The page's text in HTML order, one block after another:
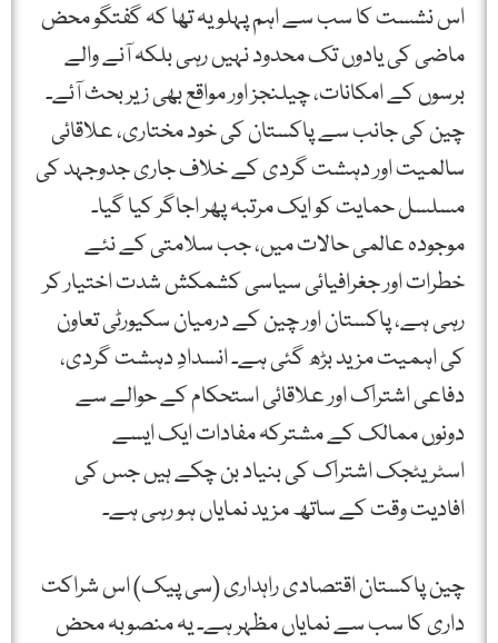
اس نشست کا سب سے اہم پہلو یہ تھا کہ گفتگو محض
ماضی کی یادوں تک محدود نہیں رہی بلکہ آنے والے
برسوں کے امکانات، چیلنجز اور مواقع بھی زیر بحث آئے۔
چین کی جانب سے پاکستان کی خود مختاری، علاقائی
سالمیت اور دہشت گردی کے خلاف جاری جدوجہد کی
مسلسل حمایت کو ایک مرتبہ پھر اجاگر کیا گیا۔
موجودہ عالمی حالات میں، جب سلامتی کے نئے
خطرات اور جغرافیائی سیاسی کشمکش شدت اختیار کر
رہی ہے، پاکستان اور چین کے درمیان سکیورٹی تعاون
کی اہمیت مزید بڑھ گئی ہے۔ انسدادِ دہشت گردی،
دفاعی اشتراک اور علاقائی استحکام کے حوالے سے
دونوں ممالک کے مشترکہ مفادات ایک ایسے
اسٹریٹجک اشتراک کی بنیاد بن چکے ہیں جس کی
افادیت وقت کے ساتھ مزید نمایاں ہو رہی ہے۔
چین پاکستان اقتصادی راہداری (سی پیک) اس شراکت
داری کا سب سے نمایاں مظہر ہے۔ یہ منصوبہ محض